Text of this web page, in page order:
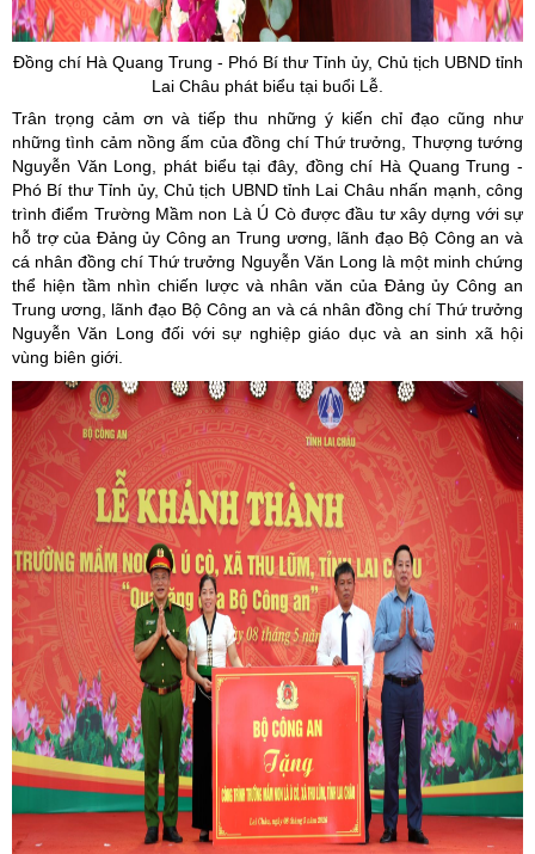
Đồng chí Hà Quang Trung - Phó Bí thư Tỉnh ủy, Chủ tịch UBND tỉnh
Lai Châu phát biểu tại buổi Lễ.
Trân trọng cảm ơn và tiếp thu những ý kiến chỉ đạo cũng như
những tình cảm nồng ấm của đồng chí Thứ trưởng, Thượng tướng
Nguyễn Văn Long, phát biểu tại đây, đồng chí Hà Quang Trung -
Phó Bí thư Tỉnh ủy, Chủ tịch UBND tỉnh Lai Châu nhấn mạnh, công
trình điểm Trường Mầm non Là Ú Cò được đầu tư xây dựng với sự
hỗ trợ của Đảng ủy Công an Trung ương, lãnh đạo Bộ Công an và
cá nhân đồng chí Thứ trưởng Nguyễn Văn Long là một minh chứng
thể hiện tầm nhìn chiến lược và nhân văn của Đảng ủy Công an
Trung ương, lãnh đạo Bộ Công an và cá nhân đồng chí Thứ trưởng
Nguyễn Văn Long đối với sự nghiệp giáo dục và an sinh xã hội
vùng biên giới.